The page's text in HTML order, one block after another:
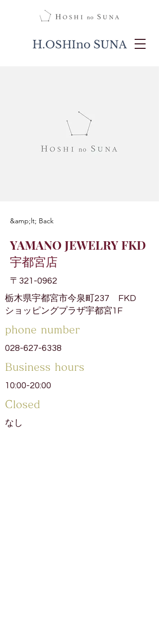
H.OSHIno SUNA
&amp;lt; Back
YAMANO JEWELRY FKD
宇都宮店
〒321-0962
栃木県宇都宮市今泉町237 FKD
ショッピングプラザ宇都宮1F
phone number
028-627-6338
​Business hours
10:00-20:00
​Closed
なし